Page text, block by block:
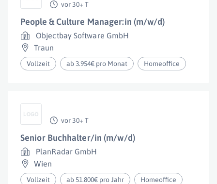
vor 30+ T
People & Culture Manager:in (m/w/d)
Objectbay Software GmbH
Traun
Vollzeit ab 3.954€ pro Monat Homeoffice
vor 30+ T
Senior Buchhalter/in (m/w/d)
PlanRadar GmbH
Wien
Vollzeit ab 51.800€ pro Jahr Homeoffice